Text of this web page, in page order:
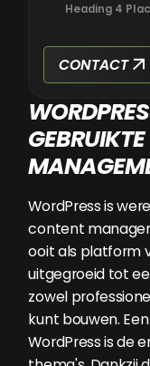
Heading 4
CONTACT
WordPress is
content
ooit als platform
uitgegroeid tot
zowel
kunt bouwen.
WordPress is de